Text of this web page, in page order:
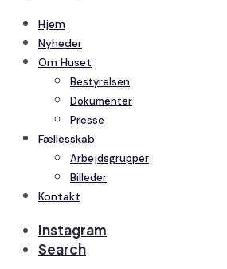
Hjem
Nyheder
Om Huset
Bestyrelsen
Dokumenter
Presse
Fællesskab
Arbejdsgrupper
Billeder
Kontakt
Instagram
Search